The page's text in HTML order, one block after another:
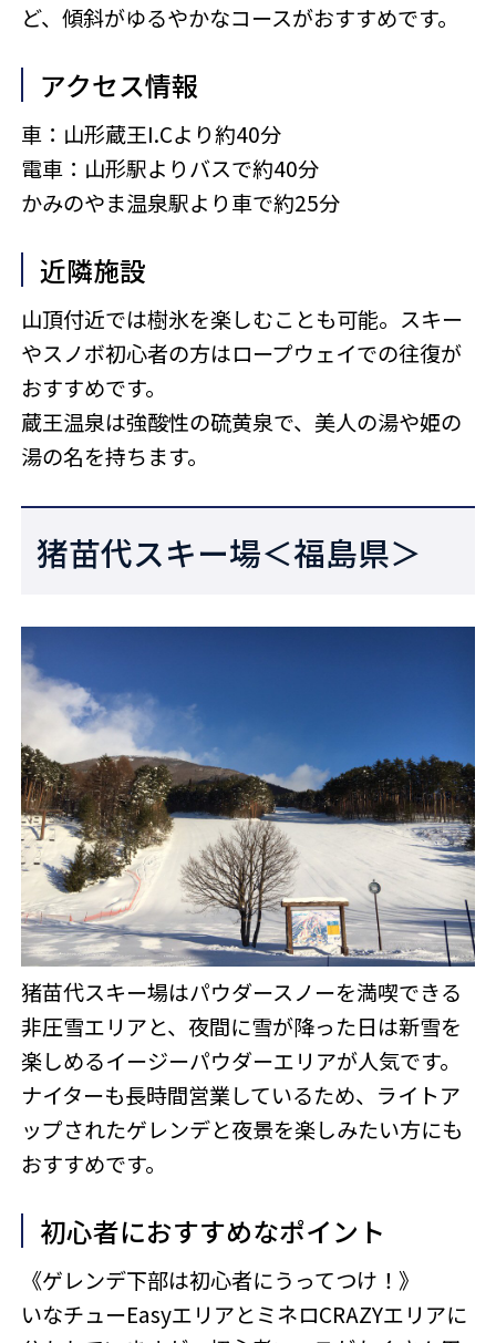
ど、傾斜がゆるやかなコースがおすすめです。
アクセス情報
車：山形蔵王I.Cより約40分
電車：山形駅よりバスで約40分
かみのやま温泉駅より車で約25分
近隣施設
山頂付近では樹氷を楽しむことも可能。スキー
やスノボ初心者の方はロープウェイでの往復が
おすすめです。
蔵王温泉は強酸性の硫黄泉で、美人の湯や姫の
湯の名を持ちます。
猪苗代スキー場＜福島県＞
猪苗代スキー場はパウダースノーを満喫できる
非圧雪エリアと、夜間に雪が降った日は新雪を
楽しめるイージーパウダーエリアが人気です。
ナイターも長時間営業しているため、ライトア
ップされたゲレンデと夜景を楽しみたい方にも
おすすめです。
初心者におすすめなポイント
《ゲレンデ下部は初心者にうってつけ！》
いなチューEasyエリアとミネロCRAZYエリアに